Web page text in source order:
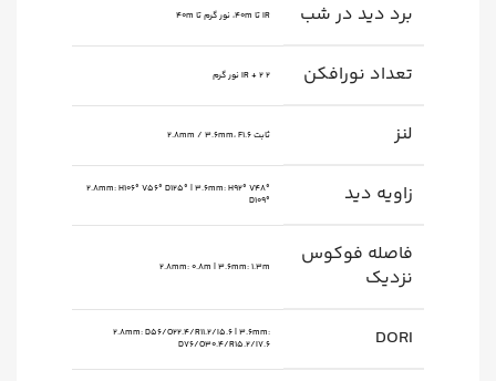
برد دید در شب IR تا 40m، نور گرم تا 40m
تعداد نورافکن ۲ IR + ۲ نور گرم
لنز ثابت 2.8mm / 3.6mm، F1.6
زاویه دید
2.8mm: H106° V56° D125° | 3.6mm: H92° V48°
D109°
فاصله فوکوس
نزدیک
2.8mm: 0.8m | 3.6mm: 1.3m
DORI
2.8mm: D56/O22.4/R11.2/I5.6 | 3.6mm:
D76/O30.4/R15.2/I7.6